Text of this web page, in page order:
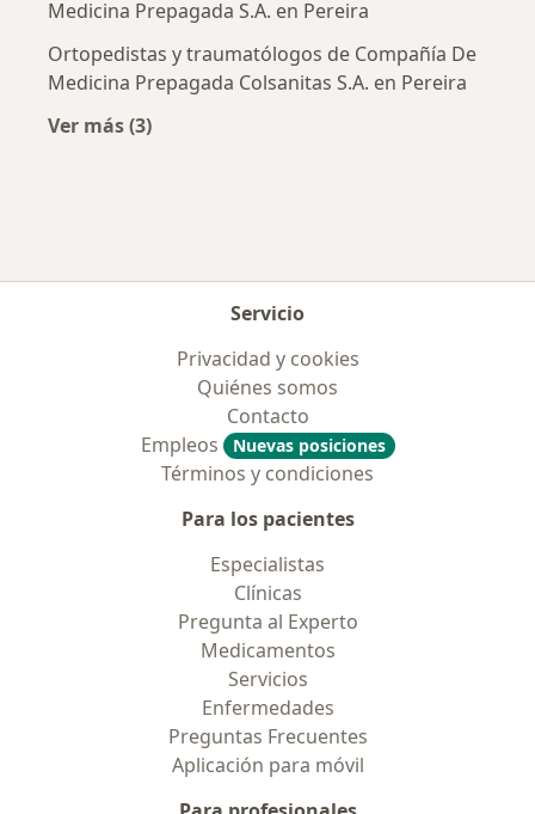
Medicina Prepagada S.A. en Pereira
Ortopedistas y traumatólogos de Compañía De
Medicina Prepagada Colsanitas S.A. en Pereira
Ver más (3)
Servicio
Privacidad y cookies
Quiénes somos
Contacto
Empleos
Nuevas posiciones
Términos y condiciones
Para los pacientes
Especialistas
Clínicas
Pregunta al Experto
Medicamentos
Servicios
Enfermedades
Preguntas Frecuentes
Aplicación para móvil